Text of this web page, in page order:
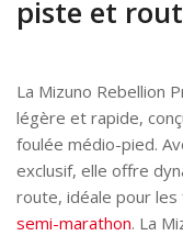
piste et
La Mizuno Rebellion
légère et rapide,
foulée médio-pied.
exclusif, elle offre
route, idéale pour les
semi-marathon. La